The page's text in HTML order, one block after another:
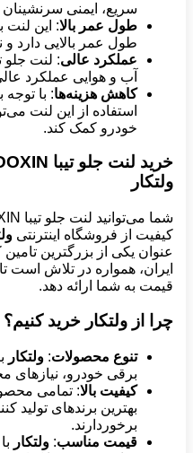
سریع، ایمنی
طول عمر بالا: این لنت
طول عمر بالایی دارد و
عملکرد عالی
آب و هوایی عملکرد
کاهش هزینه‌ها: با
استفاده از این لنت
خودرو کمک کند.
ولتکار
کیفیت از فروشگاه اینترنتی
عنوان یکی از بزرگترین
ایران، همواره در تلاش است
قیمت به شما ارائه دهد.
چرا از ولتکار خرید کنیم؟
تنوع محصولات: ولتکار
برقی خودرو، نیازهای
کیفیت بالا: تمامی
بهترین برندهای تولید
برخوردارند.
قیمت مناسب: ولتکار